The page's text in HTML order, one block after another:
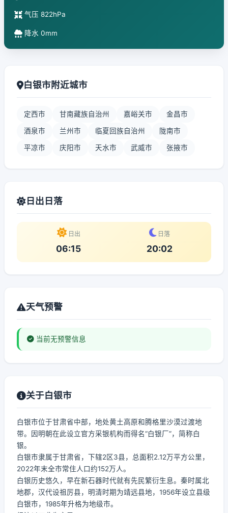
气压 822hPa
降水 0mm
白银市附近城市
定西市 甘南藏族自治州 嘉峪关市 金昌市
酒泉市 兰州市 临夏回族自治州 陇南市
平凉市 庆阳市 天水市 武威市 张掖市
日出日落
日出
06:15
日落
20:02
天气预警
当前无预警信息
关于白银市
白银市位于甘肃省中部，地处黄土高原和腾格里沙漠过渡地
带。因明朝在此设立官方采银机构而得名“白银厂”，简称白
银。
白银市隶属于甘肃省，下辖2区3县，总面积2.12万平方公里，
2022年末全市常住人口约152万人。
白银历史悠久，早在新石器时代就有先民繁衍生息。秦时属北
地郡，汉代设祖厉县，明清时期为靖远县地，1956年设立县级
白银市，1985年升格为地级市。